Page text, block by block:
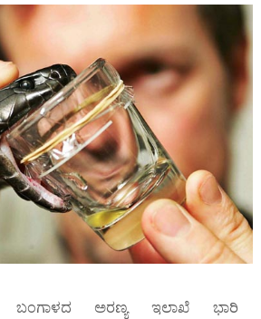
ಬಂಗಾಳದ ಅರಣ್ಯ ಇಲಾಖೆ ಭಾರಿ